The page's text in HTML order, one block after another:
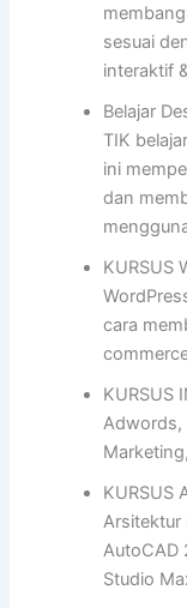
sesuai
interaktif
Belajar
TIK
ini
dan
KURSUS
cara
KURSUS
Adwords,
KURSUS
Arsitektur
AutoCAD
Studio